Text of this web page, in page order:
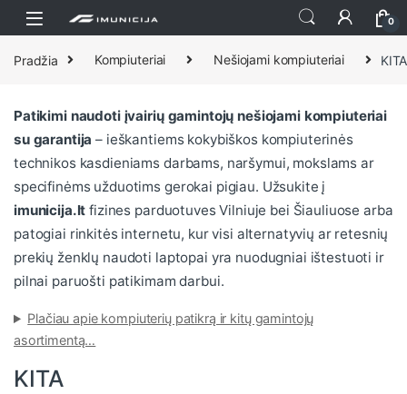
Praleisti ir pereiti prie navigacijos
Pereiti prie turinio
0
Pradžia Kompiuteriai Nešiojami kompiuteriai KITA
Patikimi naudoti įvairių gamintojų nešiojami kompiuteriai
su garantija – ieškantiems kokybiškos kompiuterinės
technikos kasdieniams darbams, naršymui, mokslams ar
specifinėms užduotims gerokai pigiau. Užsukite į
imunicija.lt fizines parduotuves Vilniuje bei Šiauliuose arba
patogiai rinkitės internetu, kur visi alternatyvių ar retesnių
prekių ženklų naudoti laptopai yra nuodugniai ištestuoti ir
pilnai paruošti patikimam darbui.
Plačiau apie kompiuterių patikrą ir kitų gamintojų
asortimentą…
KITA